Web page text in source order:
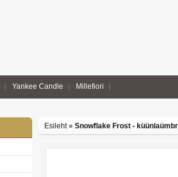
Yankee Candle Millefiori
Esileht» Snowflake Frost -